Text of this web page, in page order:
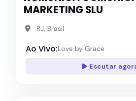
MARKETING SLU
RJ, Brasil
Ao Vivo:Love by Grace
Escutar